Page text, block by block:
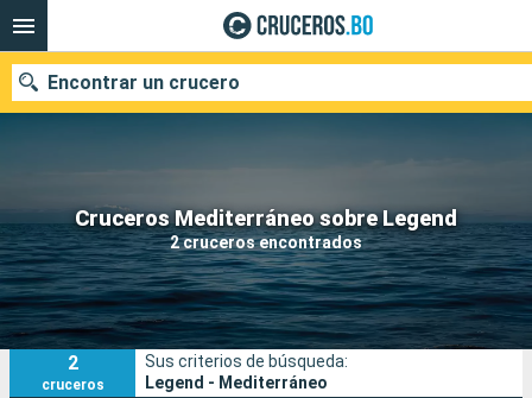
Cruceros Mediterráneo sobre Legend
2 cruceros encontrados
Encontrar un crucero
Nuestros destinos
Fecha de salida
Puertos Compañías
Buscar
2
cruceros
Sus criterios de búsqueda:
Legend - Mediterráneo